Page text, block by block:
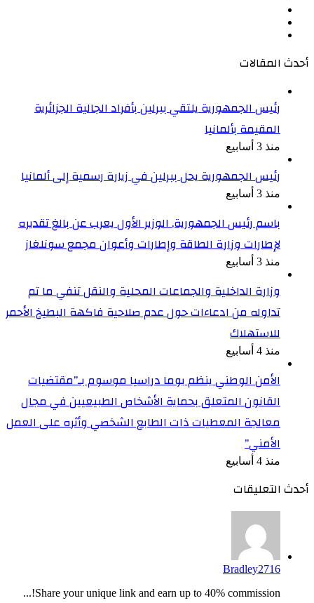
أحدث المقالات
رئيس الجمهورية يلتقي ببرلين بأفراد الجالية الجزائرية
المقيمة بألمانيا
منذ 3 أسابيع
رئيس الجمهورية يحل ببرلين في زيارة رسمية إلى ألمانيا
منذ 3 أسابيع
باسم رئيس الجمهورية, الوزير الأول يعرب عن بالغ تقديره
لإطارات وزارة الطاقة وإطارات وأعوان مجمع سونلغاز
منذ 3 أسابيع
وزارة الداخلية والجماعات المحلية والنقل تنفي ما تم
تداوله من ادعاءات حول عدم صلاحية فاكهة البطيخ الأحمر
للاستهلاك
منذ 4 أسابيع
الأمن الوطني ينظم يوما دراسيا موسوم بـ”مقتضيات
القانون المتعلق بحماية الأشخاص الطبيعيين في مجال
معالجة المعطيات ذات الطابع الشخصي وأثره على العمل
الأمني”
منذ 4 أسابيع
أحدث التعليقات
Bradley2716
Share your unique link and earn up to 40% commission!...